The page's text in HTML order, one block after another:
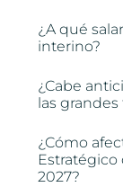
¿A qué
interino?
¿Cabe
las
¿Cómo
Estratégico
2027?